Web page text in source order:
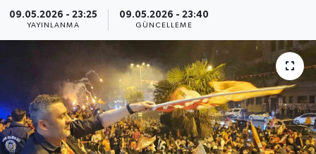
09.05.2026 - 23:25
YAYINLANMA
09.05.2026 - 23:40
GÜNCELLEME
Dış Haberler
EĞİTİM
EKONOMİ